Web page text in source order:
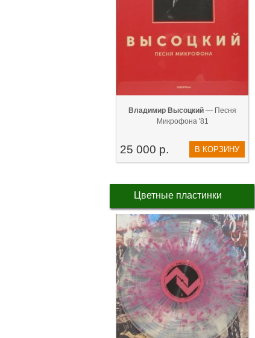
Владимир Высоцкий — Песня
Микрофона '81
25 000 р. В КОРЗИНУ
Цветные пластинки